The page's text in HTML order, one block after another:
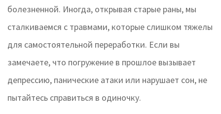
болезненной. Иногда, открывая старые раны, мы
сталкиваемся с травмами, которые слишком тяжелы
для самостоятельной переработки. Если вы
замечаете, что погружение в прошлое вызывает
депрессию, панические атаки или нарушает сон, не
пытайтесь справиться в одиночку.